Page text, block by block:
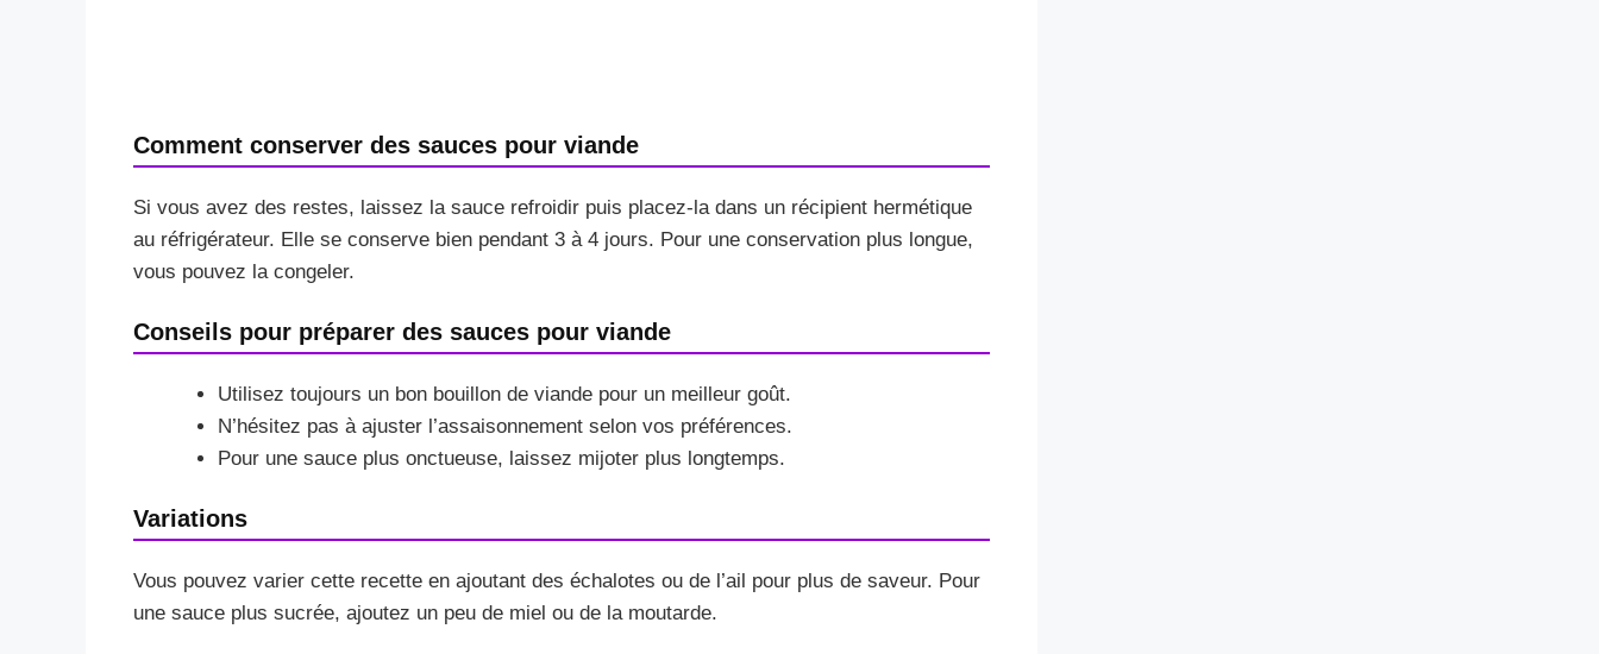
Comment conserver des sauces pour viande
Si vous avez des restes, laissez la sauce refroidir puis placez-la dans un récipient hermétique
au réfrigérateur. Elle se conserve bien pendant 3 à 4 jours. Pour une conservation plus longue,
vous pouvez la congeler.
Conseils pour préparer des sauces pour viande
Utilisez toujours un bon bouillon de viande pour un meilleur goût.
N’hésitez pas à ajuster l’assaisonnement selon vos préférences.
Pour une sauce plus onctueuse, laissez mijoter plus longtemps.
Variations
Vous pouvez varier cette recette en ajoutant des échalotes ou de l’ail pour plus de saveur. Pour
une sauce plus sucrée, ajoutez un peu de miel ou de la moutarde.